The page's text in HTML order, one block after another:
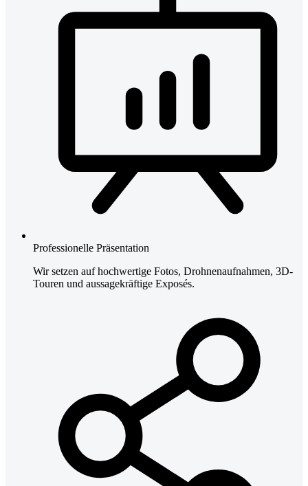
Professionelle Präsentation
Wir setzen auf hochwertige Fotos, Drohnenaufnahmen, 3D-
Touren und aussagekräftige Exposés.